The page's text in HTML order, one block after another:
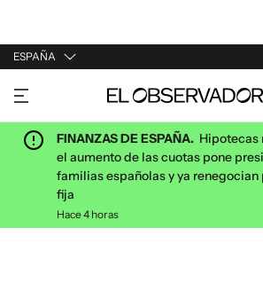
ESPAÑA
URUGUAY
ARGENTINA
ESPAÑA
ESTADOS UNIDOS
FINANZAS DE ESPAÑA. Hipotecas
el aumento de las cuotas pone
familias españolas y ya renegocian
fija
Hace 4 horas